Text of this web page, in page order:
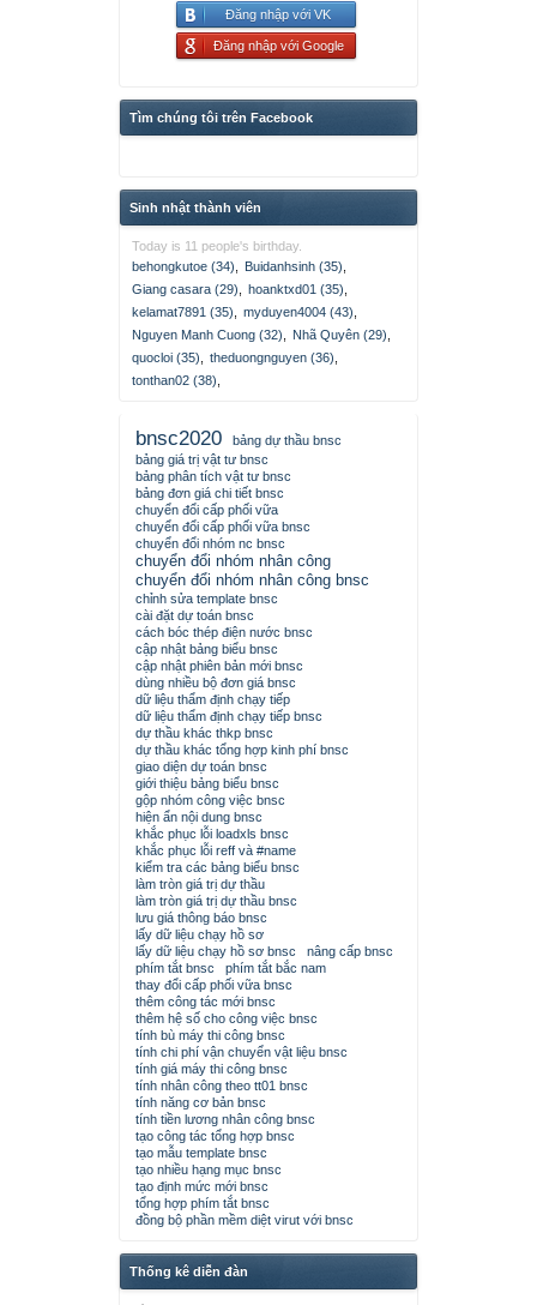
Đăng nhập với VK
Đăng nhập với Google
Tìm chúng tôi trên Facebook
Sinh nhật thành viên
Today is 11 people's birthday.
behongkutoe (34)
Buidanhsinh (35)
Giang casara (29)
hoanktxd01 (35)
kelamat7891 (35)
myduyen4004 (43)
Nguyen Manh Cuong (32)
Nhã Quyên (29)
quocloi (35)
theduongnguyen (36)
tonthan02 (38)
bnsc2020
bảng dự thầu bnsc
bảng giá trị vật tư bnsc
bảng phân tích vật tư bnsc
bảng đơn giá chi tiết bnsc
chuyển đổi cấp phối vữa
chuyển đổi cấp phối vữa bnsc
chuyển đổi nhóm nc bnsc
chuyển đổi nhóm nhân công
chuyển đổi nhóm nhân công bnsc
chỉnh sửa template bnsc
cài đặt dự toán bnsc
cách bóc thép điện nước bnsc
cập nhật bảng biểu bnsc
cập nhật phiên bản mới bnsc
dùng nhiều bộ đơn giá bnsc
dữ liệu thẩm định chạy tiếp
dữ liệu thẩm định chạy tiếp bnsc
dự thầu khác thkp bnsc
dự thầu khác tổng hợp kinh phí bnsc
giao diện dự toán bnsc
giới thiệu bảng biểu bnsc
gộp nhóm công việc bnsc
hiện ẩn nội dung bnsc
khắc phục lỗi loadxls bnsc
khắc phục lỗi reff và #name
kiểm tra các bảng biểu bnsc
làm tròn giá trị dự thầu
làm tròn giá trị dự thầu bnsc
lưu giá thông báo bnsc
lấy dữ liệu chạy hồ sơ
lấy dữ liệu chạy hồ sơ bnsc
nâng cấp bnsc
phím tắt bnsc
phím tắt bắc nam
thay đổi cấp phối vữa bnsc
thêm công tác mới bnsc
thêm hệ số cho công việc bnsc
tính bù máy thi công bnsc
tính chi phí vận chuyển vật liệu bnsc
tính giá máy thi công bnsc
tính nhân công theo tt01 bnsc
tính năng cơ bản bnsc
tính tiền lương nhân công bnsc
tạo công tác tổng hợp bnsc
tạo mẫu template bnsc
tạo nhiều hạng mục bnsc
tạo định mức mới bnsc
tổng hợp phím tắt bnsc
đồng bộ phần mềm diệt virut với bnsc
Thống kê diễn đàn